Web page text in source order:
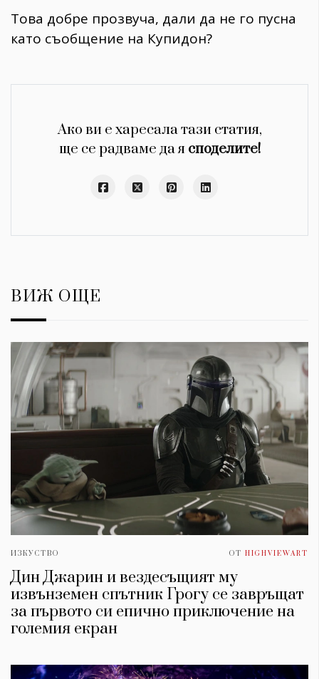
Това добре прозвуча, дали да не го пусна
като съобщение на Купидон?
Ако ви е харесала тази статия,
ще се радваме да я споделите!
ВИЖ ОЩЕ
ИЗКУСТВО ОТ HIGHVIEWART
Дин Джарин и вездесъщият му
извънземен спътник Грогу се завръщат
за първото си епично приключение на
големия екран